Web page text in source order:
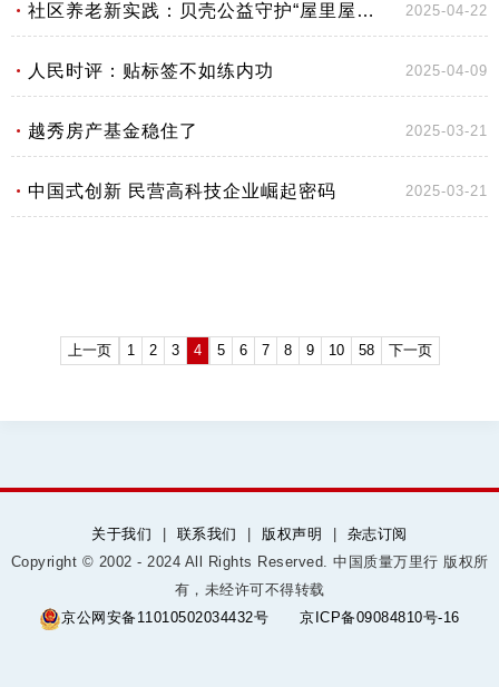
社区养老新实践：贝壳公益守护“屋里屋外”养老安全 2025-04-22
人民时评：贴标签不如练内功 2025-04-09
越秀房产基金稳住了 2025-03-21
中国式创新 民营高科技企业崛起密码 2025-03-21
上一页 1 2 3 4 5 6 7 8 9 10 58 下一页
关于我们 联系我们 版权声明
杂志订阅
Copyright © 2002 - 2024 All Rights Reserved. 中国质量万里行 版权所
有，未经许可不得转载
京公网安备11010502034432号
京ICP备09084810号-16